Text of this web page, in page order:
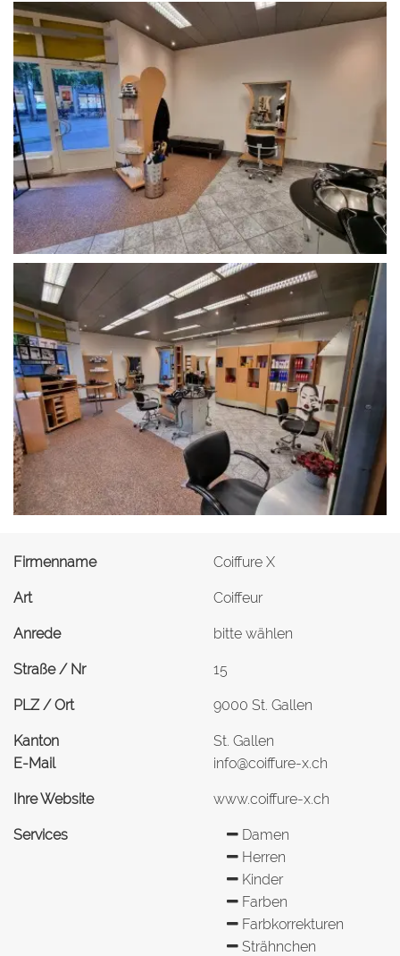
Firmenname Coiffure X
Art Coiffeur
Anrede bitte wählen
Straße / Nr 15
PLZ / Ort 9000 St. Gallen
Kanton
St. Gallen
E-Mail
info@coiffure-x.ch
Ihre Website www.coiffure-x.ch
Services
Damen
Herren
Kinder
Farben
Farbkorrekturen
Strähnchen